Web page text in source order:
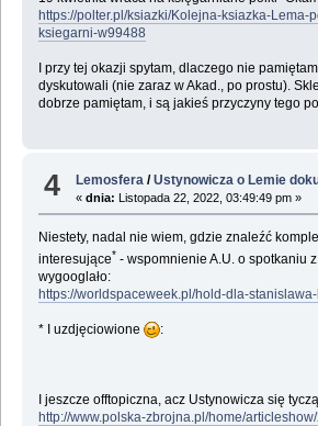
https://polter.pl/ksiazki/Kolejna-ksiazka-Lema-
ksiegarni-w99488
I przy tej okazji spytam, dlaczego nie
dyskutowali (nie zaraz w Akad., po prostu).
dobrze pamiętam, i są jakieś przyczyny tego
4 Lemosfera /Ustynowicza o Lemie
«dnia: Listopada 22, 2022, 03:49:49 pm »
Niestety, nadal nie wiem, gdzie znaleźć
interesujące* - wspomnienie A.U. o spotkaniu
wygooglało:
https://worldspaceweek.pl/hold-dla-
* I uzdjęciowione :
I jeszcze offtopiczna, acz Ustynowicza się
http://www.polska-zbrojna.pl/home/